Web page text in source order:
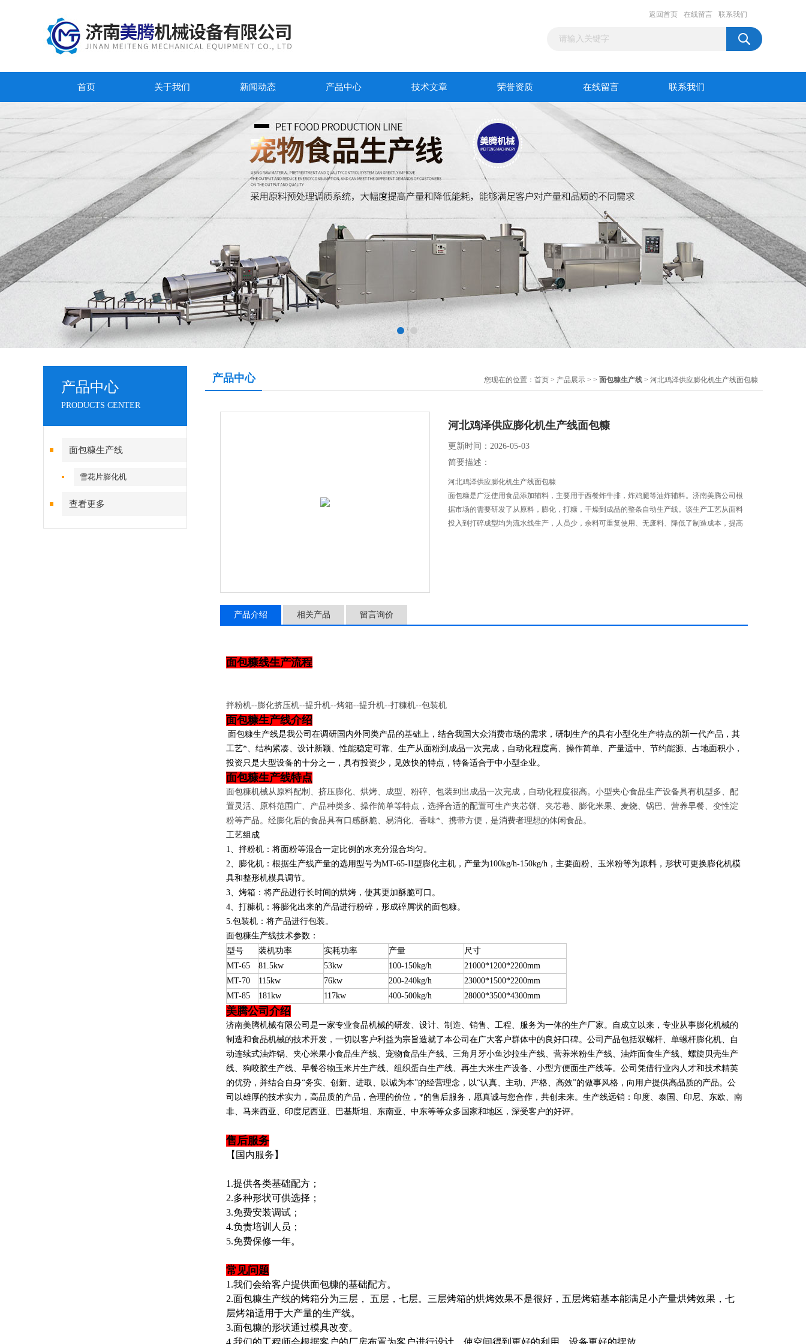
返回首页 在线留言 联系我们
首页 关于我们 新闻动态 产品中心 技术文章 荣誉资质 在线留言 联系我们
产品中心
PRODUCTS CENTER
面包糠生产线
雪花片膨化机
查看更多
产品中心 您现在的位置： 首页 > 产品展示 > > 面包糠生产线 > 河北鸡泽供应膨化机生产线面包糠
河北鸡泽供应膨化机生产线面包糠
更新时间：2026-05-03
简要描述：
河北鸡泽供应膨化机生产线面包糠
面包糠是广泛使用食品添加辅料，主要用于西餐炸牛排，炸鸡腿等油炸辅料。济南美腾公司根
据市场的需要研发了从原料，膨化，打糠，干燥到成品的整条自动生产线。该生产工艺从面料
投入到打碎成型均为流水线生产，人员少，余料可重复使用、无废料、降低了制造成本，提高
产品介绍 相关产品 留言询价
面包糠线生产流程
拌粉机--膨化挤压机--提升机--烤箱--提升机--打糠机--包装机
面包糠生产线介绍
面包糠生产线是我公司在调研国内外同类产品的基础上，结合我国大众消费市场的需求，研制生产的具有小型化生产特点的新一代产品，其
工艺*、结构紧凑、设计新颖、性能稳定可靠、生产从面粉到成品一次完成，自动化程度高、操作简单、产量适中、节约能源、占地面积小，
投资只是大型设备的十分之一，具有投资少，见效快的特点，特备适合于中小型企业。
面包糠生产线特点
面包糠机械从原料配制、挤压膨化、 烘烤、成型、 粉碎、 包装到出成品一次完成，自动化程度很高。小型夹心食品生产设备具有机型多、配
置灵活、原料范围广、产品种类多、操作简单等特点，选择合适的配置可生产夹芯饼、夹芯卷、膨化米果、麦烧、锅巴、营养早餐、变性淀
粉等产品。经膨化后的食品具有口感酥脆、易消化、香味*、携带方便，是消费者理想的休闲食品。
工艺组成
1、拌粉机：将面粉等混合一定比例的水充分混合均匀。
2、膨化机：根据生产线产量的选用型号为MT-65-II型膨化主机，产量为100kg/h-150kg/h，主要面粉、玉米粉等为原料，形状可更换膨化机模
具和整形机模具调节。
3、 烤箱 ： 将产品进行长时间的烘烤，使其更加酥脆可口。
4、 打糠机 ： 将膨化出来的产品进行粉碎，形成碎屑状的面包糠。
5.包装机：将产品进行包装。
面包糠生产线技术参数：
型号
装机功率 实耗功率 产量
尺寸
MT-65
81.5kw 53kw 100-150kg/h
21000*1200*2200mm
MT-70
115kw 76kw 200-240kg/h
23000*1500*2200mm
MT-85
181kw 117kw 400-500kg/h 28000*3500*4300mm
美腾公司介绍
济南美腾机械有限公司是一家专业食品机械的研发、设计、制造、销售、工程、服务为一体的生产厂家。自成立以来，专业从事膨化机械的
制造和食品机械的技术开发，一切以客户利益为宗旨造就了本公司在广大客户群体中的良好口碑。公司产品包括双螺杆、单螺杆膨化机、自
动连续式油炸锅、夹心米果小食品生产线、宠物食品生产线、三角月牙小鱼沙拉生产线、营养米粉生产线、油炸面食生产线、螺旋贝壳生产
线、狗咬胶生产线、早餐谷物玉米片生产线、组织蛋白生产线、再生大米生产设备、小型方便面生产线等。公司凭借行业内人才和技术精英
的优势，并结合自身“务实、创新、进取、以诚为本”的经营理念，以“认真、主动、严格、高效”的做事风格，向用户提供高品质的产品。公
司以雄厚的技术实力，高品质的产品，合理的价位，*的售后服务，愿真诚与您合作，共创未来。生产线远销：印度、泰国、印尼、东欧、南
非、马来西亚、印度尼西亚、巴基斯坦、东南亚、中东等等众多国家和地区，深受客户的好评。
售后服务
【国内服务】
1.提供各类基础配方；
2.多种形状可供选择；
3.免费安装调试；
4.负责培训人员；
5.免费保修一年。
常见问题
1.我们会给客户提供面包糠的基础配方。
2.面包糠生产线的烤箱分为三层， 五层，七层。三层烤箱的烘烤效果不是很好，五层烤箱基本能满足小产量烘烤效果，七
层烤箱适用于大产量的生产线。
3.面包糠的形状通过模具改变。
4.我们的工程师会根据客户的厂房布置为客户进行设计，使空间得到更好的利用，设备更好的摆放。